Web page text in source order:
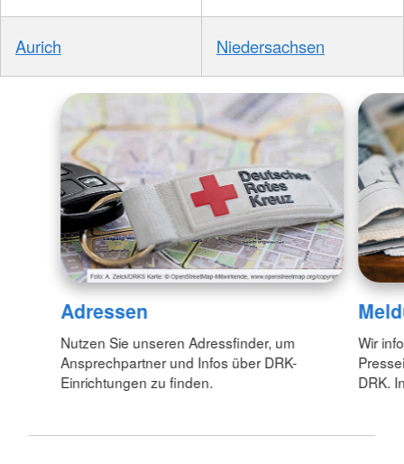
Aurich Niedersachsen
Adressen
Nutzen Sie unseren Adressfinder, um
Ansprechpartner und Infos über DRK-
Einrichtungen zu finden.
Wir
DRK.